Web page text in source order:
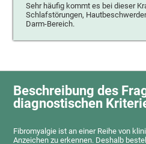
Sehr häufig kommt es bei dieser
Schlafstörungen,
Darm-Bereich.
Beschreibung des
diagnostischen
Fibromyalgie ist an einer Reihe von
Anzeichen zu erkennen. Deshalb